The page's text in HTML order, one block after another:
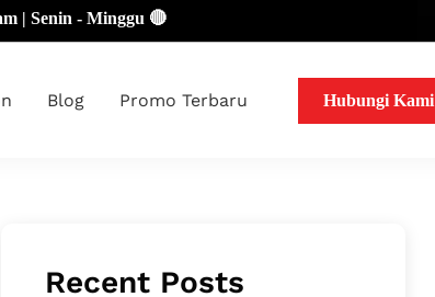
🔴
Blog Promo Terbaru Hubungi Kami
Recent Posts